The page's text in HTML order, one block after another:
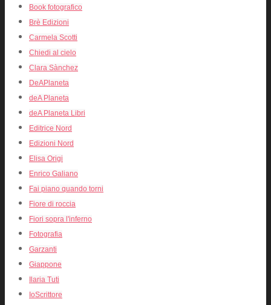
Book fotografico
Brè Edizioni
Carmela Scotti
Chiedi al cielo
Clara Sànchez
DeAPlaneta
deA Planeta
deA Planeta Libri
Editrice Nord
Edizioni Nord
Elisa Origi
Enrico Galiano
Fai piano quando torni
Fiore di roccia
Fiori sopra l'inferno
Fotografia
Garzanti
Giappone
Ilaria Tuti
IoScrittore